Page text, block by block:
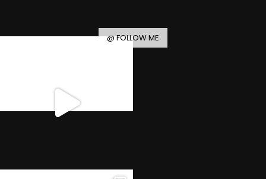
@ FOLLOW ME